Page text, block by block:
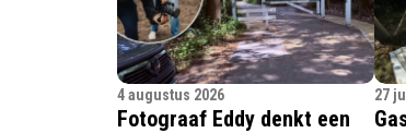
4 augustus 2026
Fotograaf Eddy denkt een
27